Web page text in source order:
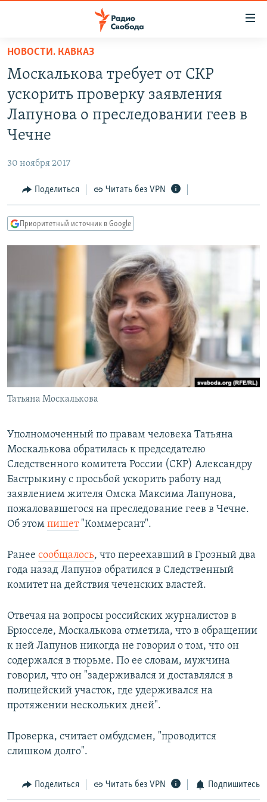
упрощенного
доступа
основному
содержанию
навигации
Вернутся
АВТОРСКИЕ ПРОЕКТЫ
ЦИТАТЫ СВОБОДЫ
КУЛЬТУРА
IDEL.РЕАЛИИ
КАВКАЗ.РЕАЛИИ
РАСПИСАНИЕ ВЕЩАНИЯ
ПОДПИШИТЕСЬ НА РАССЫЛКУ
СОЦИАЛЬНЫЕ СЕТИ
НОВОСТИ. КАВКАЗ
Москалькова требует от СКР
ускорить проверку заявления
Лапунова о преследовании геев в
Чечне
30 ноября 2017
Поделиться Читать без VPN
Приоритетный источник в Google
Татьяна Москалькова
Уполномоченный по правам человека Татьяна
Москалькова обратилась к председателю
Следственного комитета России (СКР) Александру
Бастрыкину с просьбой ускорить работу над
заявлением жителя Омска Максима Лапунова,
пожаловавшегося на преследование геев в Чечне.
Об этом пишет"Коммерсант".
Ранее сообщалось, что переехавший в Грозный два
года назад Лапунов обратился в Следственный
комитет на действия чеченских властей.
Отвечая на вопросы российских журналистов в
Брюсселе, Москалькова отметила, что в обращении
к ней Лапунов никогда не говорил о том, что он
содержался в тюрьме. По ее словам, мужчина
говорил, что он "задерживался и доставлялся в
полицейский участок, где удерживался на
протяжении нескольких дней".
Проверка, считает омбудсмен, "проводится
слишком долго".
Поделиться Читать без VPN Подпишитесь